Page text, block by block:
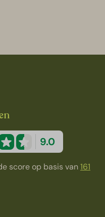
9.0
score op basis van161